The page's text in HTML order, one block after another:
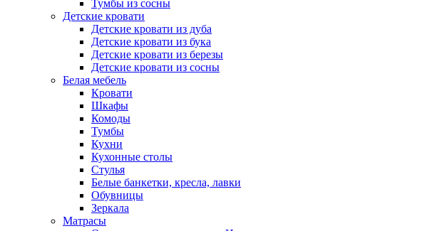
Тумбы из сосны
Детские кровати
Детские кровати из дуба
Детские кровати из бука
Детские кровати из березы
Детские кровати из сосны
Белая мебель
Кровати
Шкафы
Комоды
Тумбы
Кухни
Кухонные столы
Стулья
Белые банкетки, кресла, лавки
Обувницы
Зеркала
Матрасы